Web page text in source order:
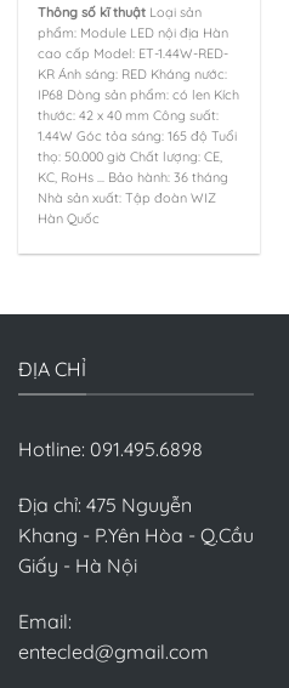
Thông số kĩ thuật Loại sản
phẩm: Module LED nội địa Hàn
cao cấp Model: ET-1.44W-RED-
KR Ánh sáng: RED Kháng nước:
IP68 Dòng sản phẩm: có len Kích
thước: 42 x 40 mm Công suất:
1.44W Góc tỏa sáng: 165 độ Tuổi
thọ: 50.000 giờ Chất lượng: CE,
KC, RoHs ... Bảo hành: 36 tháng
Nhà sản xuất: Tập đoàn WIZ
Hàn Quốc
ĐỊA CHỈ
Hotline: 091.495.6898
Địa chỉ: 475 Nguyễn
Khang - P.Yên Hòa - Q.Cầu
Giấy - Hà Nội
Email:
entecled@gmail.com